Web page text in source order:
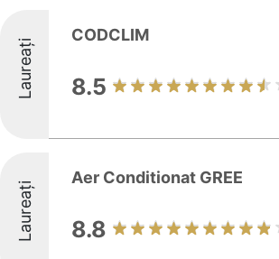
Laureați
CODCLIM
8.5
Laureați
Aer Conditionat GREE
8.8